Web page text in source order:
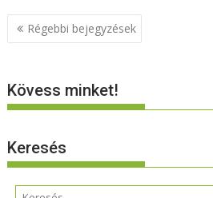
Bejegyzés
navigáció
Régebbi bejegyzések
Kövess minket!
Keresés